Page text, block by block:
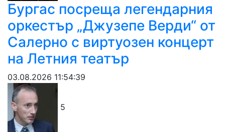
Бургас посреща легендарния
оркестър „Джузепе Верди“ от
Салерно с виртуозен концерт
на Летния театър
03.08.2026 11:54:39
5